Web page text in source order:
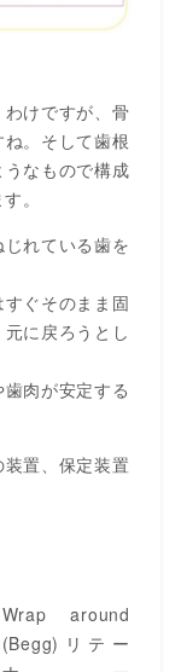
けですが、骨
。そして歯根
なもので構成
。
れている歯を
ぐそのまま固
に戻ろうとし
肉が安定する
置、保定装置
Wrap around
(Begg)リテー